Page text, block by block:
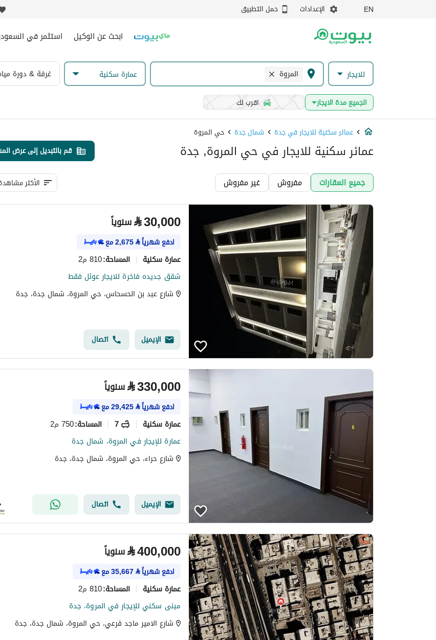
EN الإعدادات حمل التطبيق
ابحث عن الوكيل استثمر في
للايجار المروة عمارة سكنية غرفة & دورة
الجميع مدة الايجار اقرب لك
عمائر سكنية للايجار في جدة شمال جدة حي المروة
عمائر سكنية للايجار في حي المروة, جدة قم بالتبديل إلى عرض
جميع العقارات مفروش غير مفروش الأكثر
⃁30,000 سنوياً
ادفع شهرياً⃁
2,675مع
عمارة سكنية المساحة:810 م2
شقق جديده فاخرة للايجار عوئل فقط
شارع عبد بن الحسحاس، حي المروة، شمال جدة، جدة
الإيميل اتصال
⃁330,000 سنوياً
ادفع شهرياً⃁
29,425مع
عمارة سكنية 7 المساحة:750 م2
عمارة للإيجار في المروة، شمال جدة
شارع حراء، حي المروة، شمال جدة، جدة
الإيميل اتصال
⃁400,000 سنوياً
ادفع شهرياً⃁
35,667مع
عمارة سكنية المساحة:810 م2
مبنى سكني للإيجار في المروة، جدة
شارع الامير ماجد فرعي، حي المروة، شمال جدة، جدة